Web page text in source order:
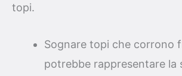
topi.
Sognare topi che corrono
potrebbe rappresentare la